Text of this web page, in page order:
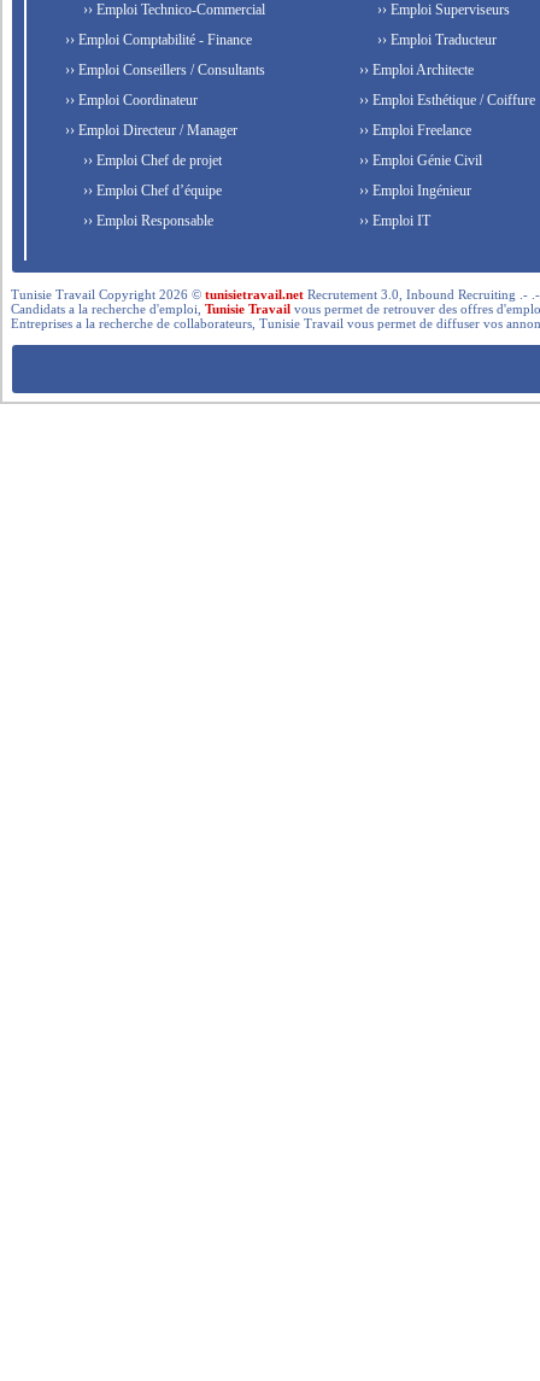
›› Emploi Technico-Commercial
›› Emploi Comptabilité - Finance
›› Emploi Conseillers / Consultants
›› Emploi Coordinateur
›› Emploi Directeur / Manager
›› Emploi Chef de projet
›› Emploi Chef d’équipe
›› Emploi Responsable
›› Emploi Superviseurs
›› Emploi Traducteur
›› Emploi Architecte
›› Emploi Esthétique / Coiffure
›› Emploi Freelance
›› Emploi Génie Civil
›› Emploi Ingénieur
›› Emploi IT
Tunisie Travail Copyright 2026 ©tunisietravail.net Recrutement 3.0, Inbound Recruiting .-
Candidats a la recherche d'emploi,Tunisie Travail vous permet de retrouver des offres
Entreprises a la recherche de collaborateurs, Tunisie Travail vous permet de diffuser vos